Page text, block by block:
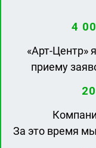
4
«Арт-Центр»
приему
За это время